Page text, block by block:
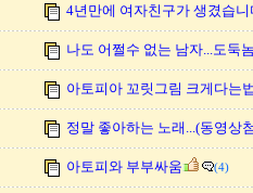
4년만에 여자친구가 생겼습니
나도 어쩔수 없는 남자...도둑
아토피아 꼬릿그림 크게다는
정말 좋아하는 노래...(동영상
아토피와 부부싸움 (4)